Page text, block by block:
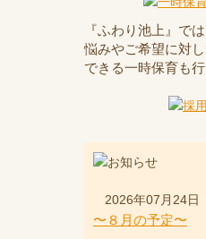
『ふわり池上』で
悩みやご希望に対
できる一時保育も行
2026年07月24日
〜８月の予定〜